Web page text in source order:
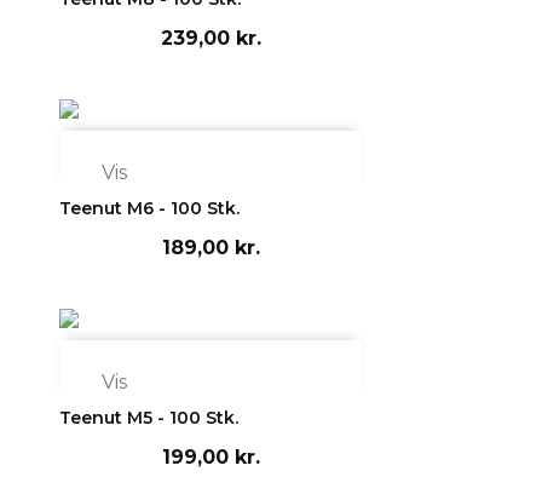
239,00 kr.
Vis
Teenut M6 - 100 Stk.
189,00 kr.
Vis
Teenut M5 - 100 Stk.
199,00 kr.